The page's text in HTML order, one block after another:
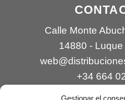
Calle Monte
14880 -
+34 664